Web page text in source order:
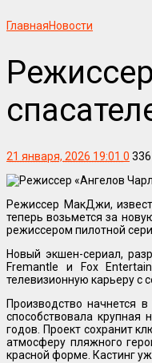
ГлавнаяНовости
21 января, 2026 19:01 0 336
Режиссер МакДжи,
теперь возьмется за
режиссером пилотной
Новый экшен-сериал,
Fremantle и Fox
телевизионную карьеру с
Производство начнется
способствовала крупная
годов. Проект сохранит
атмосферу пляжного
красной форме. Кастинг